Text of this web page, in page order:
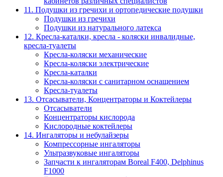
11. Подушки из гречихи и ортопедические подушки
Подушки из гречихи
Подушки из натурального латекса
12. Кресла-каталки, кресла - коляски инвалидные,
кресла-туалеты
Кресла-коляски механические
Кресла-коляски электрические
Кресла-каталки
Кресла-коляски с санитарном оснащением
Кресла-туалеты
13. Отсасыватели, Концентраторы и Коктейлеры
Отсасыватели
Концентраторы кислорода
Кислородные коктейлеры
14. Ингаляторы и небулайзеры
Компрессорные ингаляторы
Ультразвуковые ингаляторы
Запчасти к ингаляторам Boreal F400, Delphinus
F1000